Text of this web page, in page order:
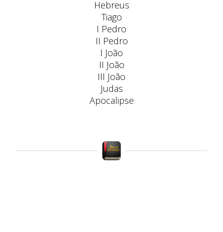
Hebreus
Tiago
I Pedro
II Pedro
I João
II João
III João
Judas
Apocalipse